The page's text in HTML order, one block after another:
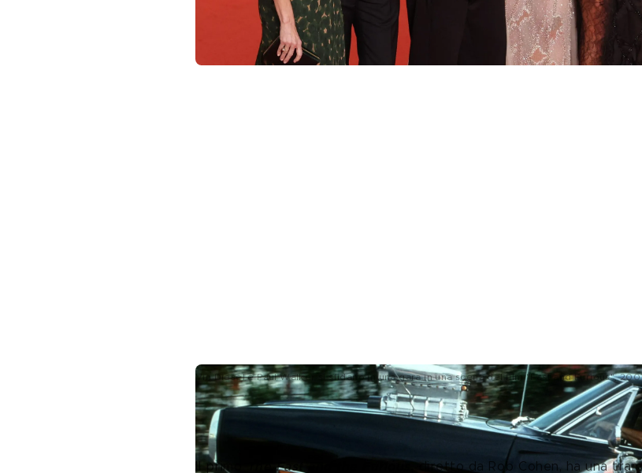
Vin Diesel e Paul Walker si sfidano in una gara in una scena del film "Fast and Furious",
La trama: un poliziotto sotto copertura, un
Il primo The Fast and the Furious
diretto da Rob Cohen, ha una